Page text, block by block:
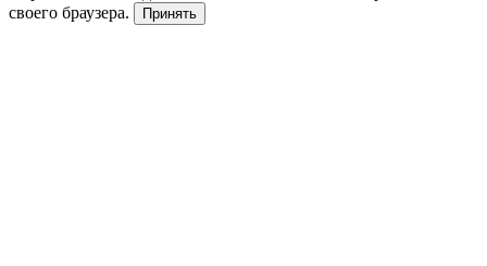
своего браузера.
Принять